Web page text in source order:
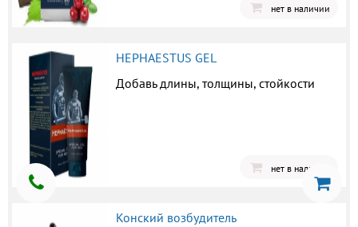
нет в наличии
HEPHAESTUS GEL
Добавь длины, толщины, стойкости
нет в наличии
Конский возбудитель